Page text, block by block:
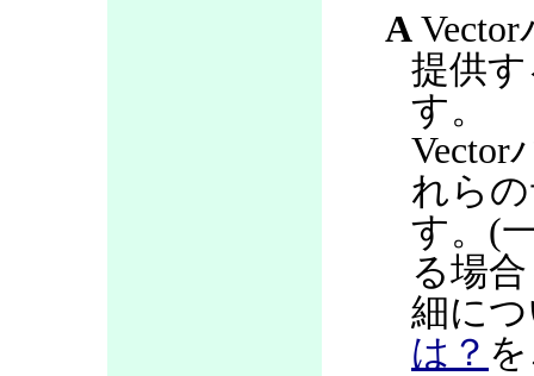
A
提供
す。
Vector
れら
す。(
る場
細に
は？